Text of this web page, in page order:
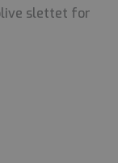
slettet for